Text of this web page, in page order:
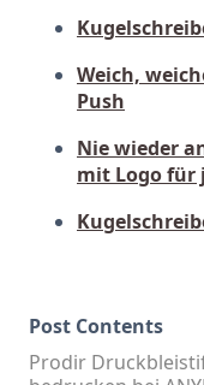
Weich,
Push
Nie wieder
mit Logo für
Post Contents
Prodir